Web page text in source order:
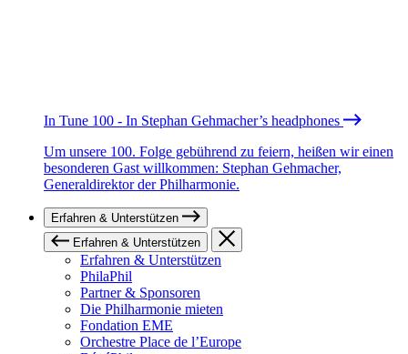
In Tune 100 - In Stephan Gehmacher’s headphones
Um unsere 100. Folge gebührend zu feiern, heißen wir einen
besonderen Gast willkommen: Stephan Gehmacher,
Generaldirektor der Philharmonie.
Erfahren & Unterstützen
Erfahren & Unterstützen
Erfahren & Unterstützen
PhilaPhil
Partner & Sponsoren
Die Philharmonie mieten
Fondation EME
Orchestre Place de l’Europe